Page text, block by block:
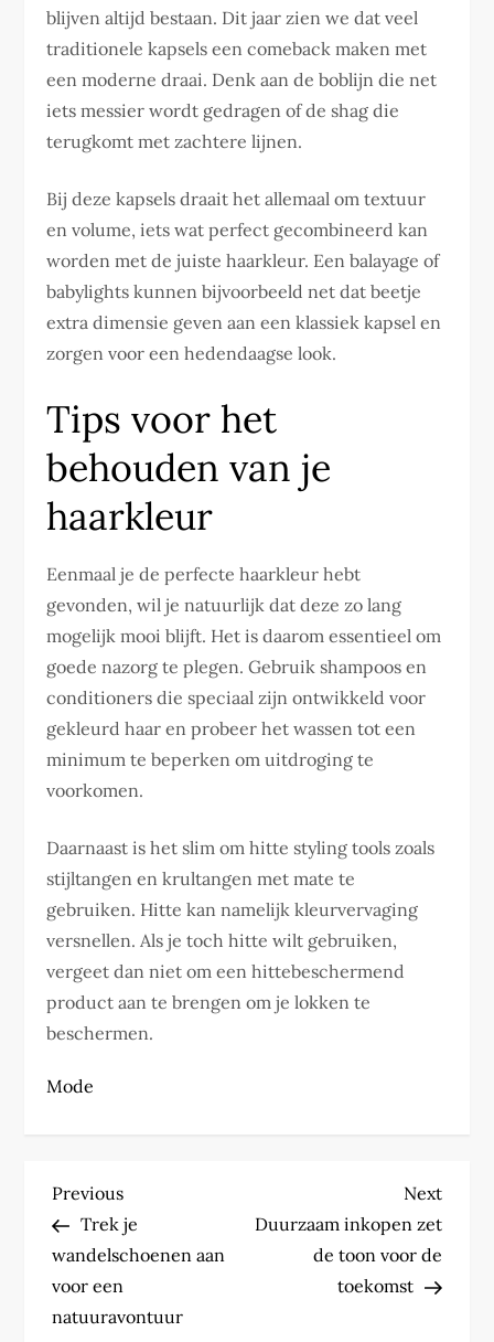
blijven altijd bestaan. Dit jaar zien we dat veel
traditionele kapsels een comeback maken met
een moderne draai. Denk aan de boblijn die net
iets messier wordt gedragen of de shag die
terugkomt met zachtere lijnen.
Bij deze kapsels draait het allemaal om textuur
en volume, iets wat perfect gecombineerd kan
worden met de juiste haarkleur. Een balayage of
babylights kunnen bijvoorbeeld net dat beetje
extra dimensie geven aan een klassiek kapsel en
zorgen voor een hedendaagse look.
Tips voor het
behouden van je
haarkleur
Eenmaal je de perfecte haarkleur hebt
gevonden, wil je natuurlijk dat deze zo lang
mogelijk mooi blijft. Het is daarom essentieel om
goede nazorg te plegen. Gebruik shampoos en
conditioners die speciaal zijn ontwikkeld voor
gekleurd haar en probeer het wassen tot een
minimum te beperken om uitdroging te
voorkomen.
Daarnaast is het slim om hitte styling tools zoals
stijltangen en krultangen met mate te
gebruiken. Hitte kan namelijk kleurvervaging
versnellen. Als je toch hitte wilt gebruiken,
vergeet dan niet om een hittebeschermend
product aan te brengen om je lokken te
beschermen.
Mode
P
o
s
Previous
Post
Previous
Trek je
wandelschoenen aan
voor een
natuuravontuur
Next
Post
Next
Duurzaam inkopen zet
de toon voor de
toekomst